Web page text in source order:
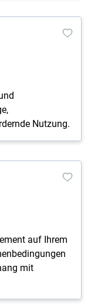
Nutzung.
auf Ihrem
mit